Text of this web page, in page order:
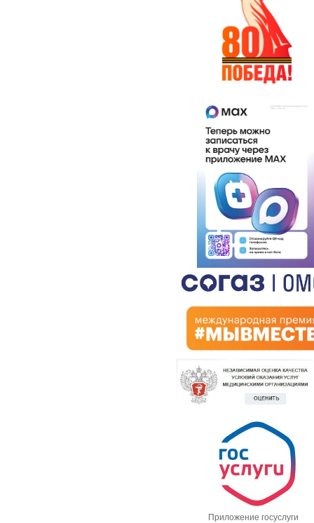
Приложение госуслуги